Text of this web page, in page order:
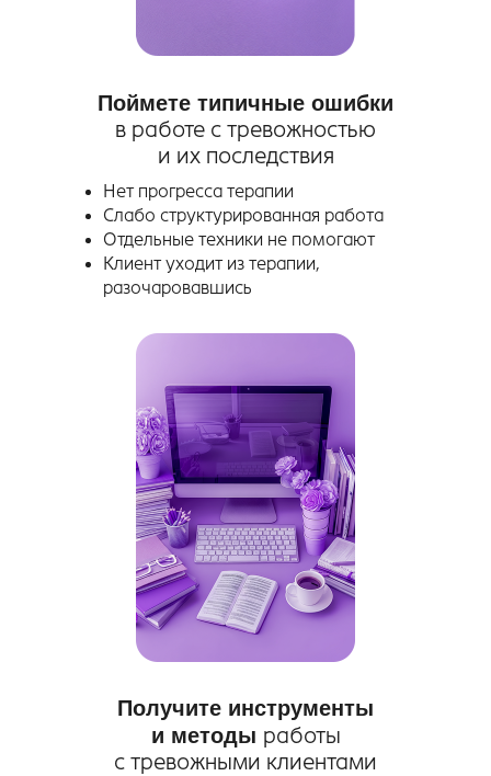
Получите инструменты
и методы работы
с тревожными клиентами
Нет прогресса терапии
Слабо структурированная работа
Отдельные техники не помогают
Клиент уходит из терапии,
разочаровавшись
Поймете типичные ошибки
в работе с тревожностью
и их последствия